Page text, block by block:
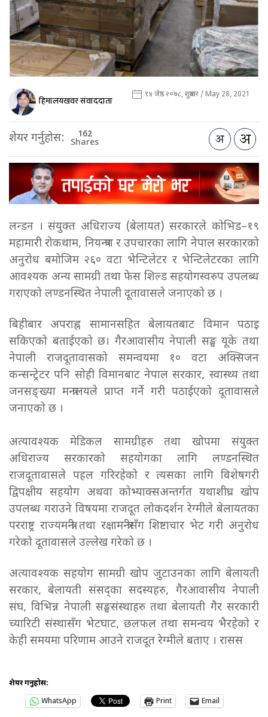
हिमालयखवर संवाददाता १४ जेष्ठ २०७८, शुक्रबार / May 28, 2021
शेयर गर्नुहोस: 162
Shares
लन्डन । संयुक्त अधिराज्य (बेलायत) सरकारले कोभिड–१९
महामारी रोकथाम, नियन्त्रण र उपचारका लागि नेपाल सरकारको
अनुरोध बमोजिम २६० वटा भेन्टिलेटर र भेन्टिलेटरका लागि
आवश्यक अन्य सामग्री तथा फेस शिल्ड सहयोगस्वरुप उपलब्ध
गराएको लण्डनस्थित नेपाली दूतावासले जनाएको छ ।
बिहीबार अपराह्न सामानसहित बेलायतबाट विमान पठाइ
सकिएको बताईएको छ। गैरआवासीय नेपाली सङ्घ यूके तथा
नेपाली राजदूतावासको समन्वयमा १० वटा अक्सिजन
कन्सन्ट्रेटर पनि सोही विमानबाट नेपाल सरकार, स्वास्थ्य तथा
जनसङ्ख्या मन्त्रालयले प्राप्त गर्ने गरी पठाईएको दूतावासले
जनाएको छ ।
अत्यावश्यक मेडिकल सामग्रीहरु तथा खोपमा संयुक्त
अधिराज्य सरकारको सहयोगका लागि लण्डनस्थित
राजदूतावासले पहल गरिरहेको र त्यसका लागि विशेषगरी
द्विपक्षीय सहयोग अथवा कोभ्याक्सअन्तर्गत यथाशीघ्र खोप
उपलब्ध गराउने विषयमा राजदूत लोकदर्शन रेग्मीले बेलायतका
परराष्ट्र राज्यमन्त्री तथा रक्षामन्त्रीसँग शिष्टाचार भेट गरी अनुरोध
गरेको दूतावासले उल्लेख गरेको छ ।
अत्यावश्यक सहयोग सामग्री खोप जुटाउनका लागि बेलायती
सरकार, बेलायती संसद्का सदस्यहरु, गैरआवासीय नेपाली
संघ, विभिन्न नेपाली सङ्घसंस्थाहरु तथा बेलायती गैर सरकारी
च्यारिटी संस्थासँग भेटघाट, छलफल तथा समन्वय भैरहेको र
केही समयमा परिणाम आउने राजदूत रेग्मीले बताए । रासस
शेयर गर्नुहोस:
WhatsApp
Print Email